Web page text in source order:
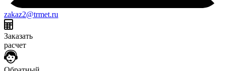
zakaz2@trmet.ru
Заказать
расчет